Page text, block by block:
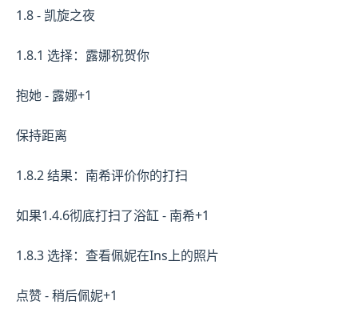
1.8 - 凯旋之夜
1.8.1 选择：露娜祝贺你
抱她 - 露娜+1
保持距离
1.8.2 结果：南希评价你的打扫
如果1.4.6彻底打扫了浴缸 - 南希+1
1.8.3 选择：查看佩妮在Ins上的照片
点赞 - 稍后佩妮+1